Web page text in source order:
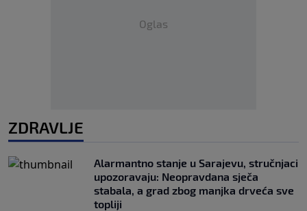
Oglas
ZDRAVLJE
Alarmantno stanje u Sarajevu, stručnjaci
upozoravaju: Neopravdana sječa
stabala, a grad zbog manjka drveća sve
topliji